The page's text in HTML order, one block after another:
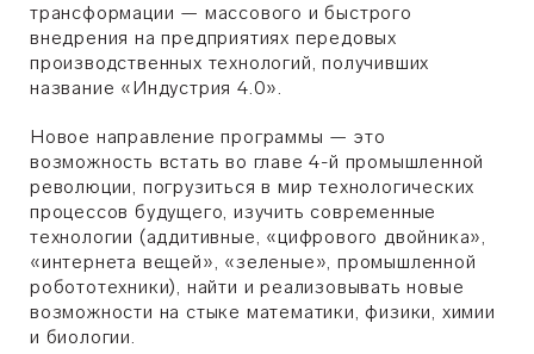
трансформации — массового и быстрого
внедрения на предприятиях передовых
производственных технологий, получивших
название «Индустрия 4.0».
Новое направление программы — это
возможность встать во главе 4-й промышленной
революции, погрузиться в мир технологических
процессов будущего, изучить современные
технологии (аддитивные, «цифрового двойника»,
«интернета вещей», «зеленые», промышленной
робототехники), найти и реализовывать новые
возможности на стыке математики, физики, химии
и биологии.